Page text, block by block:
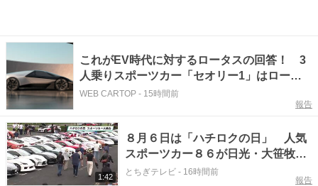
これがEV時代に対するロータスの回答！ 3
人乗りスポーツカー「セオリー1」はロータ
スファンを納得させられるか？
WEB CARTOP - 15時間前
報告
1:42
８月６日は「ハチロクの日」 人気
スポーツカー８６が日光・大笹牧場
に大集合
とちぎテレビ - 16時間前
報告